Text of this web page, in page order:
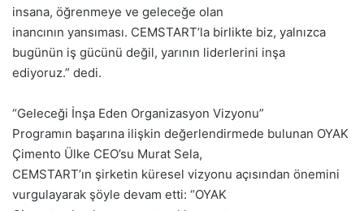
insana, öğrenmeye ve geleceğe olan
inancının yansıması. CEMSTART’la birlikte biz, yalnızca
bugünün iş gücünü değil, yarının liderlerini inşa
ediyoruz.” dedi.
“Geleceği İnşa Eden Organizasyon Vizyonu”
Programın başarına ilişkin değerlendirmede bulunan OYAK
Çimento Ülke CEO’su Murat Sela,
CEMSTART’ın şirketin küresel vizyonu açısından önemini
vurgulayarak şöyle devam etti: “OYAK